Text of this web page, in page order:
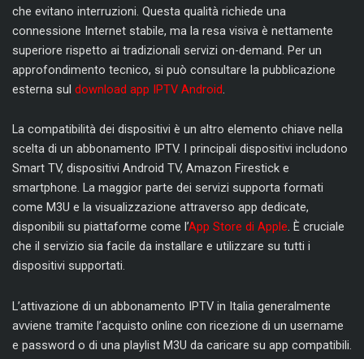
che evitano interruzioni. Questa qualità richiede una
connessione Internet stabile, ma la resa visiva è nettamente
superiore rispetto ai tradizionali servizi on-demand. Per un
approfondimento tecnico, si può consultare la pubblicazione
esterna sul download app IPTV Android.
La compatibilità dei dispositivi è un altro elemento chiave nella
scelta di un abbonamento IPTV. I principali dispositivi includono
Smart TV, dispositivi Android TV, Amazon Firestick e
smartphone. La maggior parte dei servizi supporta formati
come M3U e la visualizzazione attraverso app dedicate,
disponibili su piattaforme come l’App Store di Apple. È cruciale
che il servizio sia facile da installare e utilizzare su tutti i
dispositivi supportati.
L’attivazione di un abbonamento IPTV in Italia generalmente
avviene tramite l’acquisto online con ricezione di un username
e password o di una playlist M3U da caricare su app compatibili.